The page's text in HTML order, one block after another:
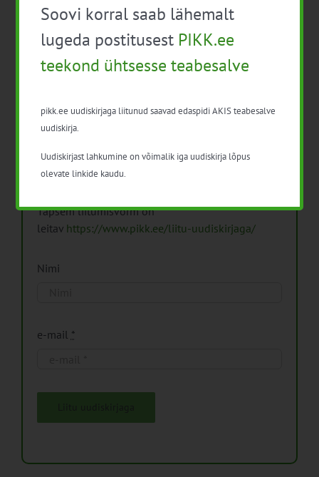
Pikk.ee uudiskirjaga liitumine.
Isikuandmeid töötleme vastavalt
Isikuandmete
Täpsem liitumisvorm on
leitav https://www.pikk.ee/liitu-uudiskirjaga/
Nimi
e-mail *
Soovi korral saab lähemalt
lugeda postitusest PIKK.ee
teekond ühtsesse teabesalve
pikk.ee uudiskirjaga liitunud saavad edaspidi AKIS teabesalve
uudiskirja.
Uudiskirjast lahkumine on võimalik iga uudiskirja lõpus
olevate linkide kaudu.